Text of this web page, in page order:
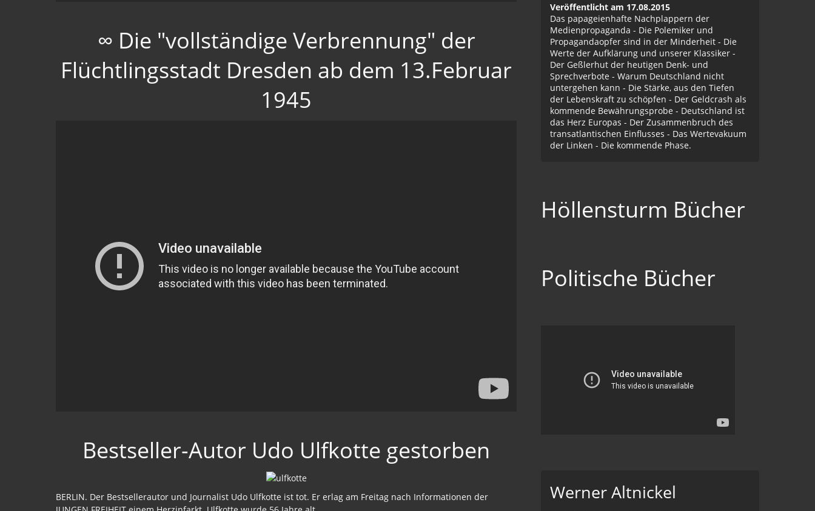
∞ Die "vollständige Verbrennung" der
Flüchtlingsstadt Dresden ab dem 13.Februar
1945
Bestseller-Autor Udo Ulfkotte gestorben
BERLIN. Der Bestsellerautor und Journalist Udo Ulfkotte ist tot. Er erlag am Freitag nach Informationen der
Veröffentlicht am 17.08.2015
Das papageienhafte Nachplappern der
Medienpropaganda - Die Polemiker und
Propagandaopfer sind in der Minderheit - Die
Werte der Aufklärung und unserer Klassiker -
Der Geßlerhut der heutigen Denk- und
Sprechverbote - Warum Deutschland nicht
untergehen kann - Die Stärke, aus den Tiefen
der Lebenskraft zu schöpfen - Der Geldcrash als
kommende Bewährungsprobe - Deutschland ist
das Herz Europas - Der Zusammenbruch des
transatlantischen Einflusses - Das Wertevakuum
der Linken - Die kommende Phase.
Höllensturm Bücher
Politische Bücher
Werner Altnickel